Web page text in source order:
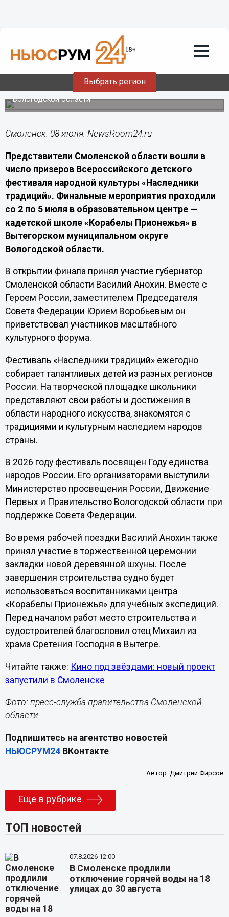
Выбрать регион
Смоляне стали призерами фестиваля
народной культуры «Наследники
традиций»
Финал всероссийского фестиваля прошел в
Вологодской области
Смоленск. 08 июля. NewsRoom24.ru -
Представители Смоленской области вошли в
число призеров Всероссийского детского
фестиваля народной культуры «Наследники
традиций». Финальные мероприятия проходили
со 2 по 5 июля в образовательном центре —
кадетской школе «Корабелы Прионежья» в
Вытегорском муниципальном округе
Вологодской области.
В открытии финала принял участие губернатор
Смоленской области Василий Анохин. Вместе с
Героем России, заместителем Председателя
Совета Федерации Юрием Воробьевым он
приветствовал участников масштабного
культурного форума.
Фестиваль «Наследники традиций» ежегодно
собирает талантливых детей из разных регионов
России. На творческой площадке школьники
представляют свои работы и достижения в
области народного искусства, знакомятся с
традициями и культурным наследием народов
страны.
В 2026 году фестиваль посвящен Году единства
народов России. Его организаторами выступили
Министерство просвещения России, Движение
Первых и Правительство Вологодской области при
поддержке Совета Федерации.
Во время рабочей поездки Василий Анохин также
принял участие в торжественной церемонии
закладки новой деревянной шхуны. После
завершения строительства судно будет
использоваться воспитанниками центра
«Корабелы Прионежья» для учебных экспедиций.
Перед началом работ место строительства и
судостроителей благословил отец Михаил из
храма Сретения Господня в Вытегре.
Читайте также: Кино под звёздами: новый проект
запустили в Смоленске
Фото: пресс-служба правительства Смоленской
области
Подпишитесь на агентство новостей
НЬЮСРУМ24ВКонтакте
Автор:Дмитрий Фирсов
Еще в рубрике
ТОП новостей
07.8.2026 12:00
В Смоленске продлили
отключение горячей воды на 18
улицах до 30 августа